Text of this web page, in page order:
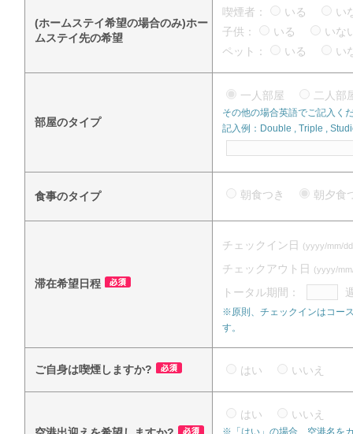
(ホームステイ希望の場合のみ)ホー
ムステイ先の希望
喫煙者： いる
い
子供：
いる
い
ペット：
いる い
部屋のタイプ
一人部屋 二人
その他の場合英語でご記入く
記入例：Double , Triple ,
食事のタイプ 朝食つき 朝夕
滞在希望日程
チェックイン日 (yyyy/mm/
チェックアウト日 (yyyy/
トータル期間：
※原則、チェックインはコー
す。
ご自身は喫煙しますか? はい いいえ
はい いいえ
※「はい」の場合、空港名を